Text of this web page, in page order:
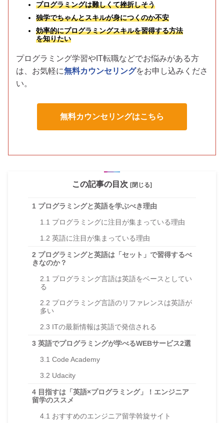
プログラミングは難しくて挫折しそう
独学でちゃんとスキルが身につくのか不安
効率的にプログラミングスキルを習得する方法
を知りたい
プログラミング学習やIT転職などでお悩みがある方
は、お気軽に無料カウンセリングをお申し込みくださ
い。
無料カウンセリングはこちら
この記事の目次 [閉じる]
1 プログラミングと英語を学ぶべき理由
1.1 プログラミングに注目が集まっている理由
1.2 英語に注目が集まっている理由
2 プログラミングと英語は「セット」で習得するべ
きなのか？
2.1 プログラミング言語は英語をベースとしてい
る
2.2 プログラミング言語のリファレンスは英語が
多い
2.3 ITの最新情報は英語で発信される
3 英語でプログラミングが学べるWEBサービス2選
3.1 Code Academy
3.2 Udacity
4 目指すは「英語×プログラミング」！エンジニア
留学のススメ
4.1 おすすめのエンジニア留学斡旋サイト